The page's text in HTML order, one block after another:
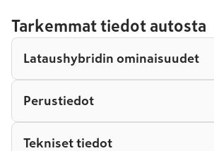
Tarkemmat tiedot autosta
Lataushybridin ominaisuudet
Perustiedot
Tekniset tiedot